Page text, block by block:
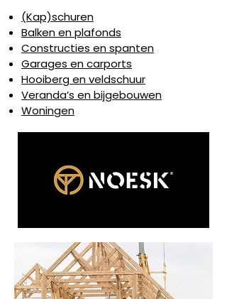
(Kap)schuren
Balken en plafonds
Constructies en spanten
Garages en carports
Hooiberg en veldschuur
Veranda’s en bijgebouwen
Woningen